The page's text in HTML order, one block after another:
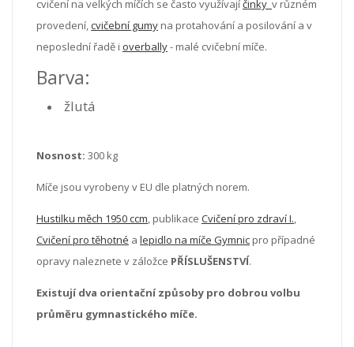
cvičení na velkých míčích se často využívajíčinky v různém
provedení,cvičební gumy na protahování a posilování a v
neposlední řadě i overbally- malé cvičební míče.
Barva:
žlutá
Nosnost: 300 kg
Míče jsou vyrobeny v EU dle platných norem.
Hustilku měch 1950 ccm, publikace Cvičení pro zdraví I.,
Cvičení pro těhotné a lepidlo na míče Gymnic pro případné
opravy naleznete v záložce PŘÍSLUŠENSTVÍ.
Existují dva orientační způsoby pro dobrou volbu
průměru gymnastického míče.